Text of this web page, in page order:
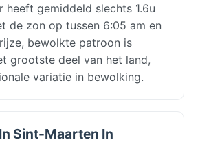
heeft gemiddeld slechts 1.6u
de zon op tussen 6:05 am en
bewolkte patroon is
grootste deel van het land,
variatie in bewolking.
Sint-Maarten In